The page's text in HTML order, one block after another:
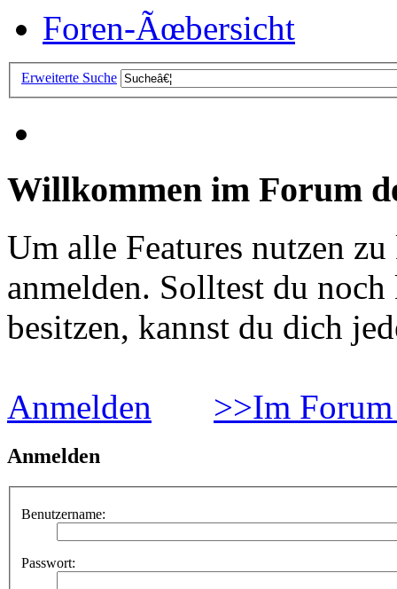
Foren-Ãœbersicht
Erweiterte Suche
Willkommen im Forum
Um alle Features nutzen
anmelden. Solltest du
besitzen, kannst du dich
Anmelden >>Im
Anmelden
Benutzername:
Passwort: